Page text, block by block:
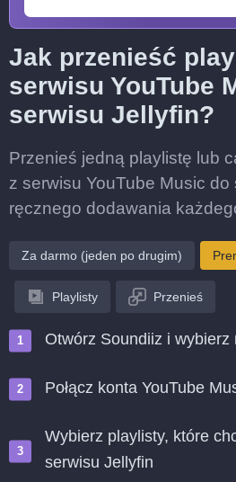
Jak przenieść
serwisu YouTube
serwisu Jellyfin?
Przenieś jedną playlistę lub
z serwisu YouTube Music
ręcznego dodawania
Za darmo (jeden po drugim)
Playlisty Przenieś
Otwórz Soundiiz i
Połącz konta YouTube
Wybierz playlisty, które
serwisu Jellyfin